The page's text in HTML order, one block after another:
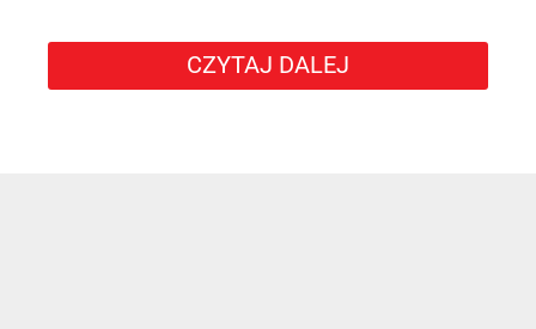
CZYTAJ DALEJ